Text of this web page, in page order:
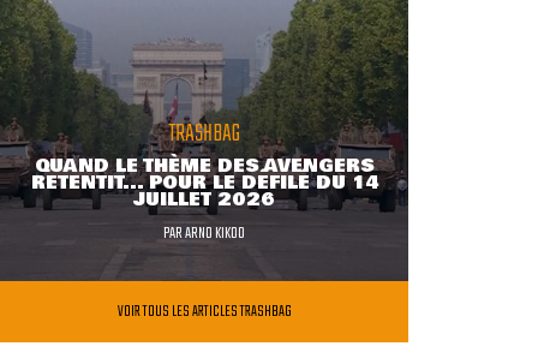
TRASHBAG
QUAND LE THÈME DES AVENGERS
RETENTIT... POUR LE DÉFILÉ DU 14
JUILLET 2026
PARARNO KIKOO
VOIR TOUS LES ARTICLES TRASHBAG